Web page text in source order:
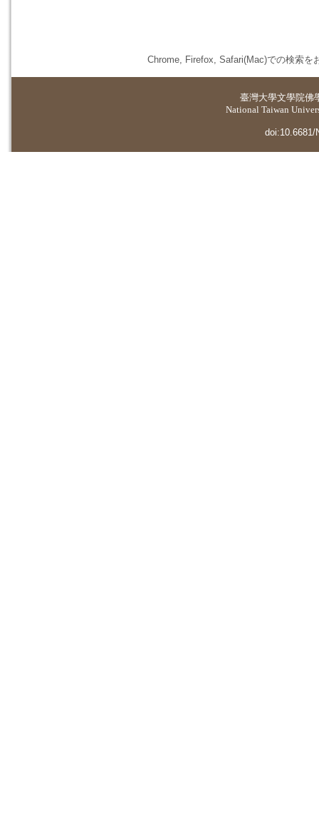
Chrome, Firefox, Safari(Mac)での検索を
臺灣大學文學院佛
National Taiwan
doi:10.6681/